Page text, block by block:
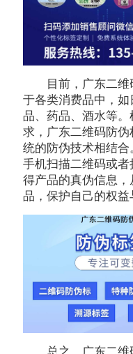
目前，广东二
于各类消费品中，
品、药品、酒水等
求，广东二维码防
统的防伪技术相结
手机扫描二维码或
得产品的真伪信息
品，保护自己的权益